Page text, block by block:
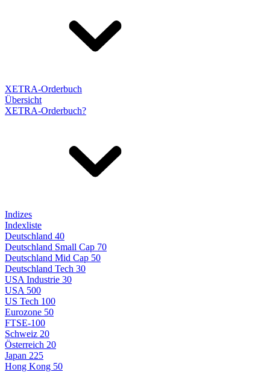
XETRA-Orderbuch
Übersicht
XETRA-Orderbuch?
Indizes
Indexliste
Deutschland 40
Deutschland Small Cap 70
Deutschland Mid Cap 50
Deutschland Tech 30
USA Industrie 30
USA 500
US Tech 100
Eurozone 50
FTSE-100
Schweiz 20
Österreich 20
Japan 225
Hong Kong 50